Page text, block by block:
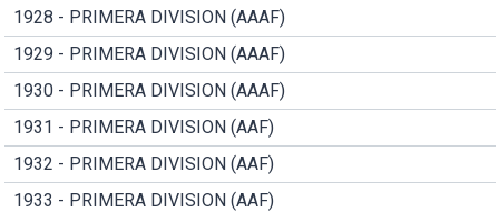
1928 - PRIMERA DIVISION (AAAF)
1929 - PRIMERA DIVISION (AAAF)
1930 - PRIMERA DIVISION (AAAF)
1931 - PRIMERA DIVISION (AAF)
1932 - PRIMERA DIVISION (AAF)
1933 - PRIMERA DIVISION (AAF)